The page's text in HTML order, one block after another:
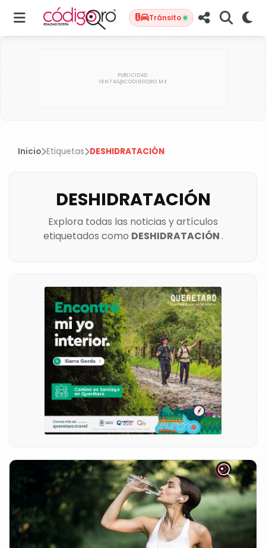
Tránsito
Inicio Etiquetas DESHIDRATACIÓN
DESHIDRATACIÓN
Explora todas las noticias y artículos
etiquetados como DESHIDRATACIÓN.